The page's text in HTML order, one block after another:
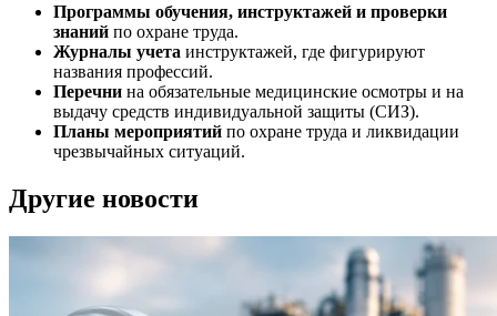
Программы обучения, инструктажей и проверки
знаний по охране труда.
Журналы учета инструктажей, где фигурируют
названия профессий.
Перечни на обязательные медицинские осмотры и на
выдачу средств индивидуальной защиты (СИЗ).
Планы мероприятий по охране труда и ликвидации
чрезвычайных ситуаций.
Другие новости